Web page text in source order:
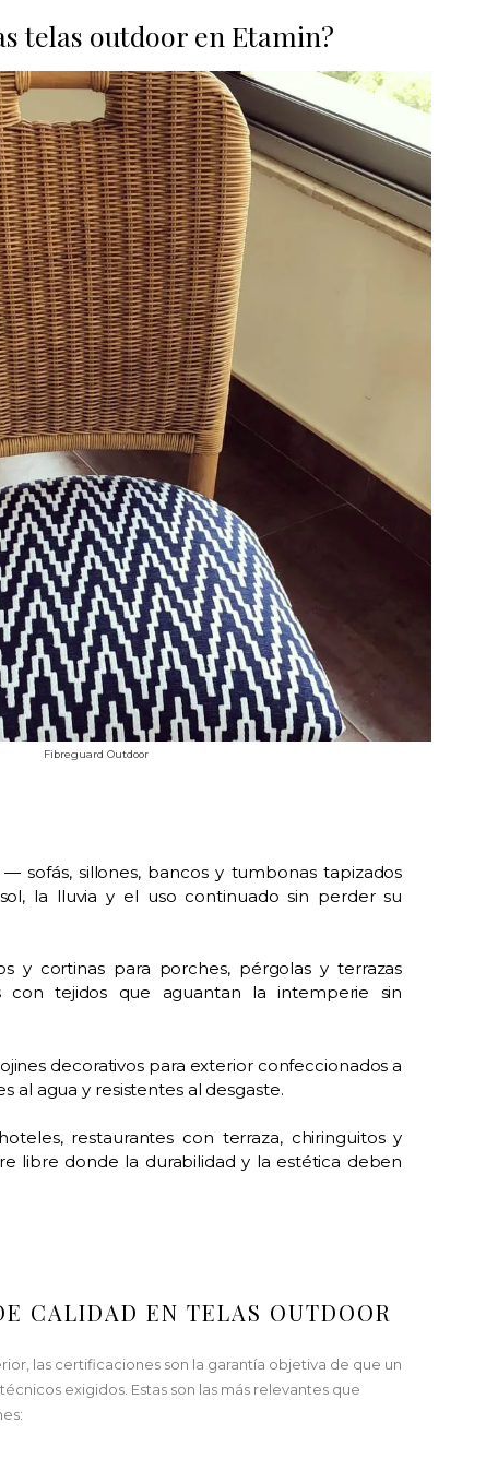
telas outdoor en Etamin?
Fibreguard Outdoor
sofás, sillones, bancos y tumbonas tapizados
la lluvia y el uso continuado sin perder su
y cortinas para porches, pérgolas y terrazas
con tejidos que aguantan la intemperie sin
decorativos para exterior confeccionados a
al agua y resistentes al desgaste.
restaurantes con terraza, chiringuitos y
libre donde la durabilidad y la estética deben
CALIDAD EN TELAS OUTDOOR
las certificaciones son la garantía objetiva de que un
exigidos. Estas son las más relevantes que